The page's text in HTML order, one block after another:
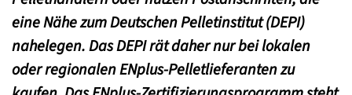
eine Nähe zum Deutschen Pelletinstitut (DEPI)
nahelegen. Das DEPI rät daher nur bei lokalen
oder regionalen ENplus-Pelletlieferanten zu